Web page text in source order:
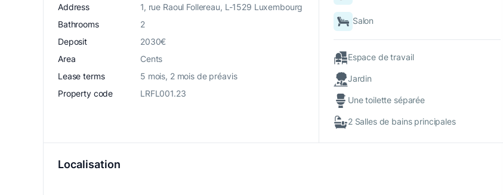
Address
1, rue Raoul Follereau, L-1529 Luxembourg
Bathrooms
2
Deposit
2030€
Area
Cents
Lease terms
5 mois, 2 mois de préavis
Property code
LRFL001.23
Salon
Espace de travail
Jardin
Une toilette séparée
2 Salles de bains principales
Localisation